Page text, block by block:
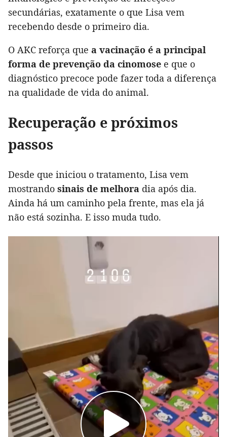
secundárias, exatamente o que Lisa vem
recebendo desde o primeiro dia.
O AKC reforça que a vacinação é a principal
forma de prevenção da cinomose e que o
diagnóstico precoce pode fazer toda a diferença
na qualidade de vida do animal.
Recuperação e próximos
passos
Desde que iniciou o tratamento, Lisa vem
mostrando sinais de melhora dia após dia.
Ainda há um caminho pela frente, mas ela já
não está sozinha. E isso muda tudo.